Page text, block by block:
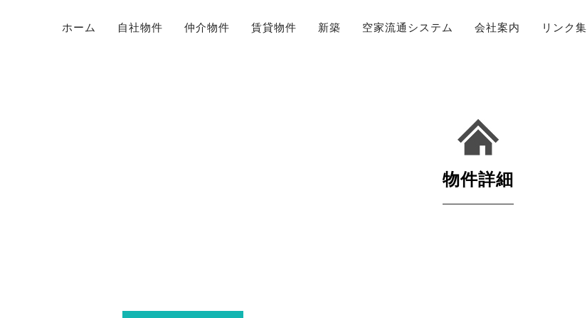
ホーム 自社物件 仲介物件 賃貸物件 新築 空家流通システム 会社案内 リンク集
物件詳細